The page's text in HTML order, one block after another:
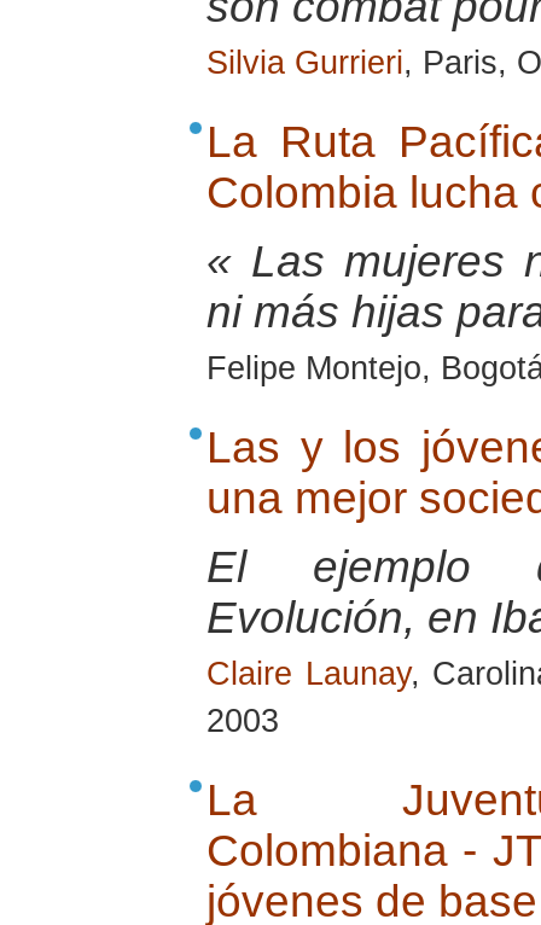
Silvia Gurrieri, Paris,
La Ruta
Colombia lucha
« Las mujeres
ni más hijas
Felipe Montejo,
Las y los
una mejor
El ejemplo
Evolución, en
Claire Launay,
2003
La
Colombiana -
jóvenes de base